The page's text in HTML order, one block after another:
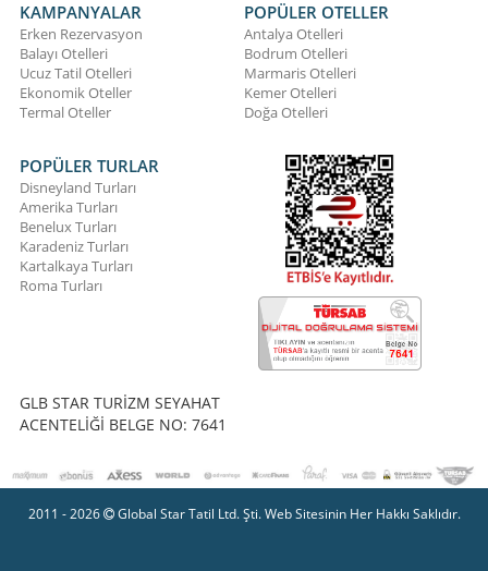
KAMPANYALAR
Erken Rezervasyon
Balayı Otelleri
Ucuz Tatil Otelleri
Ekonomik Oteller
Termal Oteller
POPÜLER OTELLER
Antalya Otelleri
Bodrum Otelleri
Marmaris Otelleri
Kemer Otelleri
Doğa Otelleri
POPÜLER TURLAR
Disneyland Turları
Amerika Turları
Benelux Turları
Karadeniz Turları
Kartalkaya Turları
Roma Turları
GLB STAR TURİZM SEYAHAT
ACENTELİĞİ BELGE NO: 7641
2011 - 2026 Global Star Tatil Ltd. Şti. Web Sitesinin Her Hakkı Saklıdır.